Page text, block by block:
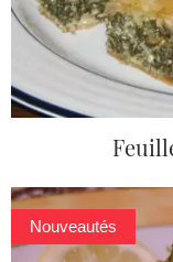
Nouveautés